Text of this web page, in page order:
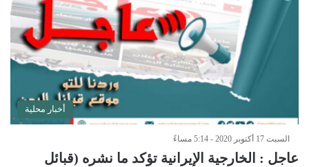
أخبار محلية
السبت 17 أكتوبر 2020 - 5:14 مساءً
عاجل : الخارجية الإيرانية تؤكد ما نشره (قبائل